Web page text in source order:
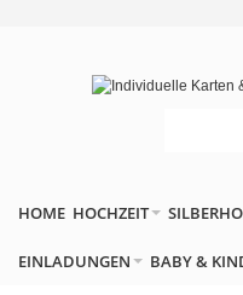
HOME HOCHZEIT
EINLADUNGEN BABY &